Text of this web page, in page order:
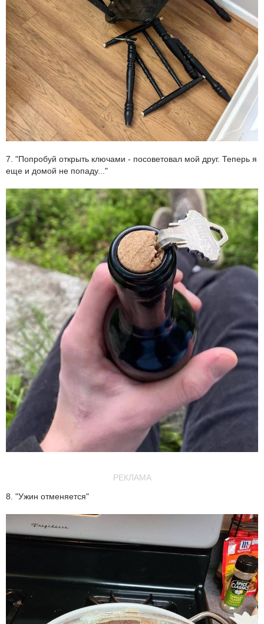
7. "Попробуй открыть ключами - посоветовал мой друг. Теперь я
еще и домой не попаду..."
РЕКЛАМА
8. "Ужин отменяется"